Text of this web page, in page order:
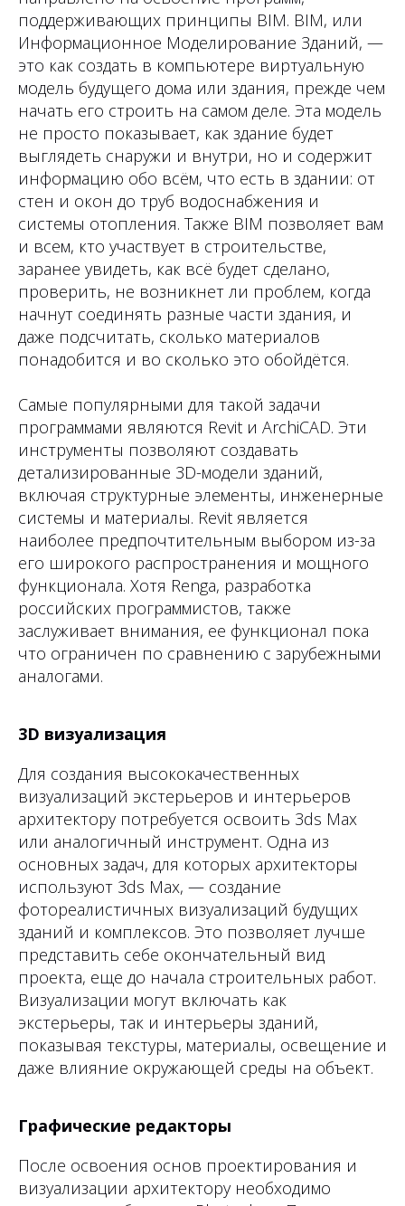
поддерживающих принципы BIM. BIM, или
Информационное Моделирование Зданий, —
это как создать в компьютере виртуальную
модель будущего дома или здания, прежде чем
начать его строить на самом деле. Эта модель
не просто показывает, как здание будет
выглядеть снаружи и внутри, но и содержит
информацию обо всём, что есть в здании: от
стен и окон до труб водоснабжения и
системы отопления. Также BIM позволяет вам
и всем, кто участвует в строительстве,
заранее увидеть, как всё будет сделано,
проверить, не возникнет ли проблем, когда
начнут соединять разные части здания, и
даже подсчитать, сколько материалов
понадобится и во сколько это обойдётся.
Самые популярными для такой задачи
программами являются Revit и ArchiCAD. Эти
инструменты позволяют создавать
детализированные 3D-модели зданий,
включая структурные элементы, инженерные
системы и материалы. Revit является
наиболее предпочтительным выбором из-за
его широкого распространения и мощного
функционала. Хотя Renga, разработка
российских программистов, также
заслуживает внимания, ее функционал пока
что ограничен по сравнению с зарубежными
аналогами.
3D визуализация
Для создания высококачественных
визуализаций экстерьеров и интерьеров
архитектору потребуется освоить 3ds Max
или аналогичный инструмент. Одна из
основных задач, для которых архитекторы
используют 3ds Max, — создание
фотореалистичных визуализаций будущих
зданий и комплексов. Это позволяет лучше
представить себе окончательный вид
проекта, еще до начала строительных работ.
Визуализации могут включать как
экстерьеры, так и интерьеры зданий,
показывая текстуры, материалы, освещение и
даже влияние окружающей среды на объект.
Графические редакторы
После освоения основ проектирования и
визуализации архитектору необходимо